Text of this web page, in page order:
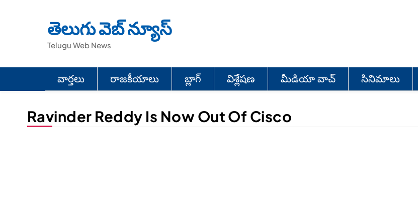
తెలుగు వెబ్ న్యూస్
Telugu Web News
వార్తలు రాజకీయాలు బ్లాగ్ విశ్లేషణ మీడియా వాచ్ సినిమాలు
Ravinder Reddy Is Now Out Of Cisco